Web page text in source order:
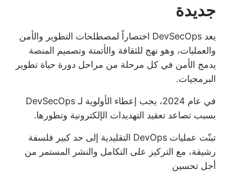
جديدة
يعد DevSecOps اختصاراً لمصطلحات التطوير والأمن
والعمليات، وهو نهج للثقافة والأتمتة وتصميم المنصة
يدمج الأمن في كل مرحلة من مراحل دورة حياة تطوير
البرمجيات.
في عام 2024، يجب إعطاء الأولوية لـ DevSecOps
بسبب تصاعد تعقيد التهديدات الإلكترونية وتطورها.
تبنّت عمليات DevOps التقليدية إلى حد كبير فلسفة
رشيقة، مع التركيز على التكامل والنشر المستمر من
أجل تحسين